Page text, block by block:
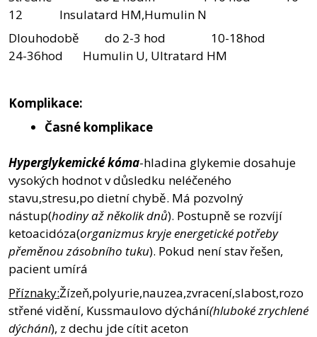
12 Insulatard HM,Humulin N
Dlouhodobě do 2-3 hod 10-18hod
24-36hod Humulin U, Ultratard HM
Komplikace:
Časné komplikace
Hyperglykemické kóma-hladina glykemie dosahuje
vysokých hodnot v důsledku neléčeného
stavu,stresu,po dietní chybě. Má pozvolný
nástup(hodiny až několik dnů). Postupně se rozvíjí
ketoacidóza(organizmus kryje energetické potřeby
přeměnou zásobního tuku). Pokud není stav řešen,
pacient umírá
Příznaky:Žízeň,polyurie,nauzea,zvracení,slabost,rozo
střené vidění, Kussmaulovo dýchání(hluboké zrychlené
dýchání), z dechu jde cítit aceton